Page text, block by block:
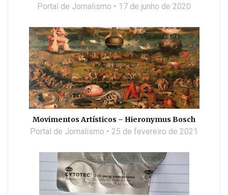
Portal de Jornalismo 17 de junho de 2020
Movimentos Artísticos – Hieronymus Bosch
Portal de Jornalismo 25 de fevereiro de 2021